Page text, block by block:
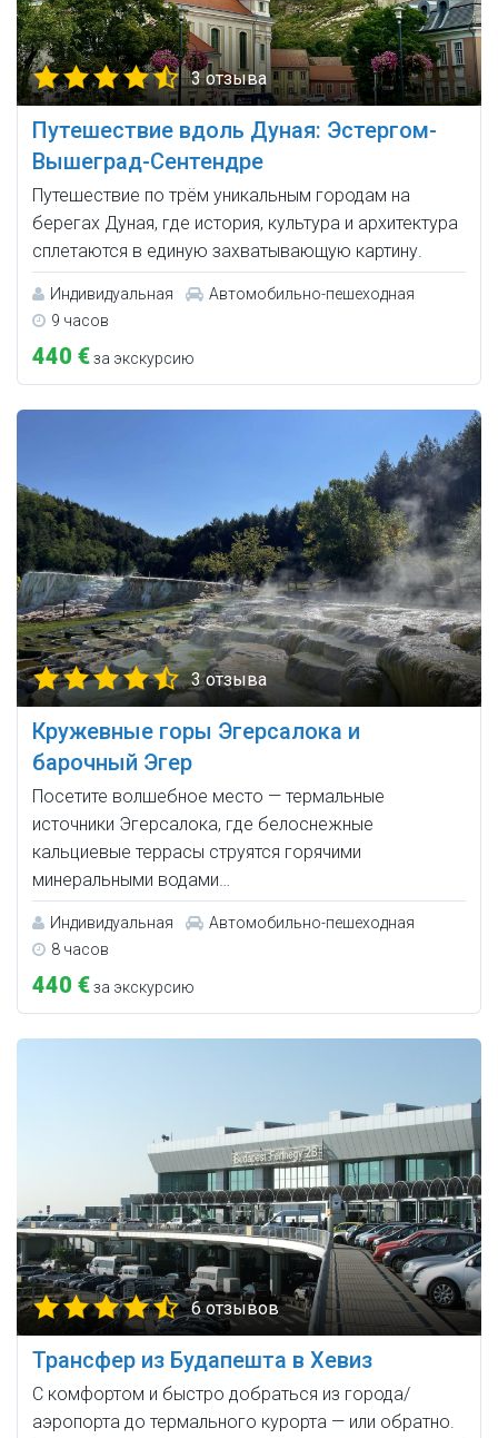
3 отзыва
Путешествие вдоль Дуная: Эстергом-
Вышеград-Сентендре
Путешествие по трём уникальным городам на
берегах Дуная, где история, культура и архитектура
сплетаются в единую захватывающую картину.
Индивидуальная
Автомобильно-пешеходная
9 часов
440 €за экскурсию
3 отзыва
Кружевные горы Эгерсалока и
барочный Эгер
Посетите волшебное место — термальные
источники Эгерсалока, где белоснежные
кальциевые террасы струятся горячими
минеральными водами…
Индивидуальная
Автомобильно-пешеходная
8 часов
440 €за экскурсию
6 отзывов
Трансфер из Будапешта в Хевиз
С комфортом и быстро добраться из города/
аэропорта до термального курорта — или обратно.